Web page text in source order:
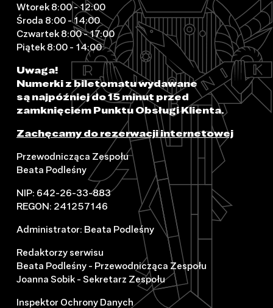
Wtorek 8:00 - 12:00
Środa 8:00 - 14:00
Czwartek 8:00 - 17:00
Piątek 8:00 - 14:00
Uwaga!
Numerki z biletomatu wydawane
są najpóźniej do 15 minut przed
zamknięciem Punktu Obsługi Klienta.
Zachęcamy do rezerwacji internetowej
Przewodnicząca Zespołu
Beata Podleśny
NIP: 642-26-33-883
REGON: 241257146
Administrator: Beata Podleśny
Redaktorzy serwisu
Beata Podleśny - Przewodnicząca Zespołu
Joanna Sobik - Sekretarz Zespołu
Inspektor Ochrony Danych